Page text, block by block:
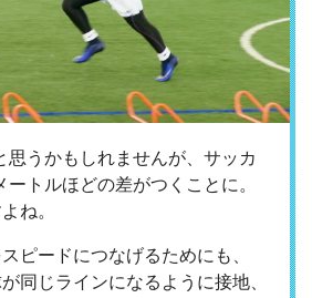
うかもしれませんが、サッカ
トルほどの差がつくことに。
ね。
ピードにつなげるためにも、
同じラインになるように接地、